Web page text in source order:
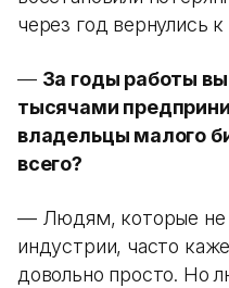
через год вернулись
— За годы работы
тысячами
владельцы малого
всего?
— Людям, которые не
индустрии, часто
довольно просто. Но